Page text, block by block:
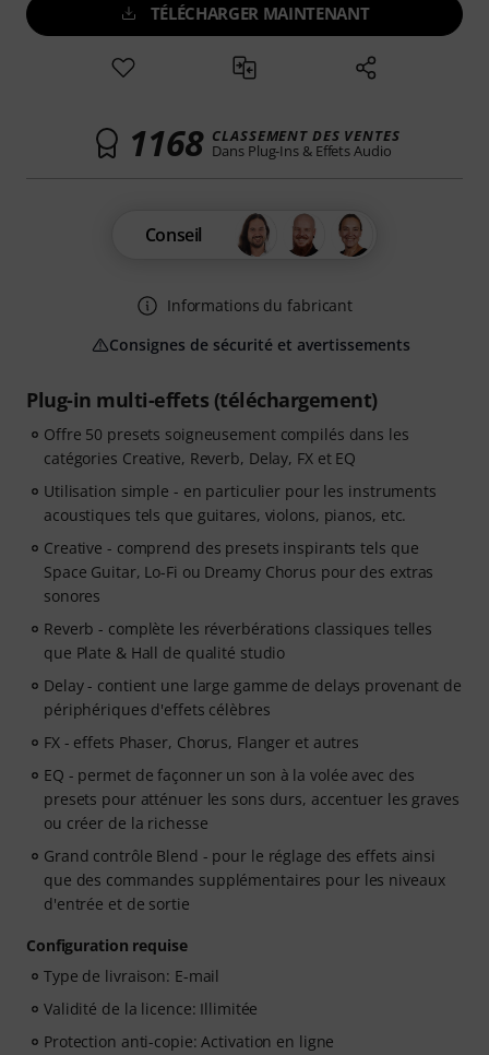
Plug-in multi-effets (téléchargement)
Offre 50 presets soigneusement compilés dans les
catégories Creative, Reverb, Delay, FX et EQ
Utilisation simple - en particulier pour les instruments
acoustiques tels que guitares, violons, pianos, etc.
Creative - comprend des presets inspirants tels que
Space Guitar, Lo-Fi ou Dreamy Chorus pour des extras
sonores
Reverb - complète les réverbérations classiques telles
que Plate & Hall de qualité studio
Delay - contient une large gamme de delays provenant de
périphériques d'effets célèbres
FX - effets Phaser, Chorus, Flanger et autres
EQ - permet de façonner un son à la volée avec des
presets pour atténuer les sons durs, accentuer les graves
ou créer de la richesse
Grand contrôle Blend - pour le réglage des effets ainsi
que des commandes supplémentaires pour les niveaux
d'entrée et de sortie
Configuration requise
Type de livraison: E-mail
Validité de la licence: Illimitée
Protection anti-copie: Activation en ligne
TÉLÉCHARGER MAINTENANT
1168 CLASSEMENT DES VENTES
Dans Plug-Ins & Effets Audio
Conseil
Informations du fabricant
Consignes de sécurité et avertissements